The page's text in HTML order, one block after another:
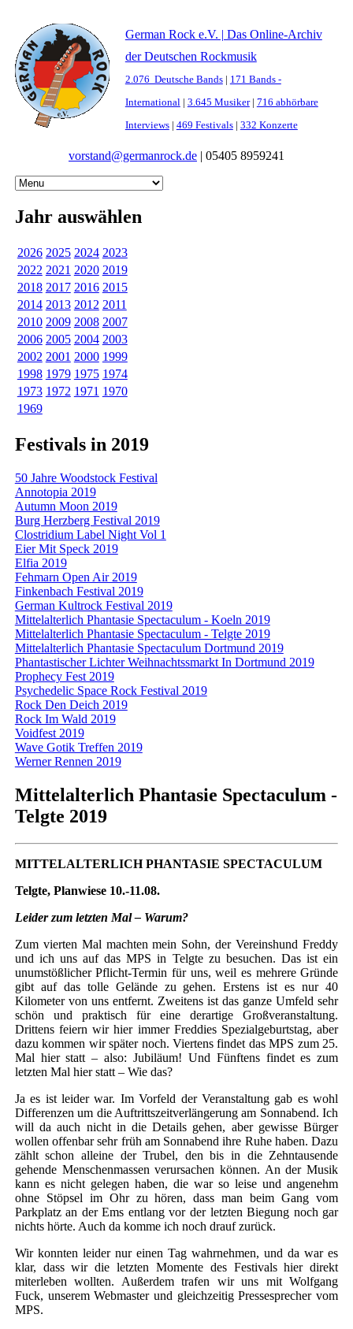
German Rock e.V. | Das Online-Archiv
der Deutschen Rockmusik
2.076 Deutsche Bands| 171 Bands -
International| 3.645 Musiker| 716 abhörbare
Interviews| 469 Festivals| 332 Konzerte
vorstand@germanrock.de| 05405 8959241
Jahr auswählen
2026 2025 2024 2023
2022 2021 2020 2019
2018 2017 2016 2015
2014 2013 2012 2011
2010 2009 2008 2007
2006 2005 2004 2003
2002 2001 2000 1999
1998 1979 1975 1974
1973 1972 1971 1970
1969
Festivals in 2019
50 Jahre Woodstock Festival
Annotopia 2019
Autumn Moon 2019
Burg Herzberg Festival 2019
Clostridium Label Night Vol 1
Eier Mit Speck 2019
Elfia 2019
Fehmarn Open Air 2019
Finkenbach Festival 2019
German Kultrock Festival 2019
Mittelalterlich Phantasie Spectaculum - Koeln 2019
Mittelalterlich Phantasie Spectaculum - Telgte 2019
Mittelalterlich Phantasie Spectaculum Dortmund 2019
Phantastischer Lichter Weihnachtssmarkt In Dortmund 2019
Prophecy Fest 2019
Psychedelic Space Rock Festival 2019
Rock Den Deich 2019
Rock Im Wald 2019
Voidfest 2019
Wave Gotik Treffen 2019
Werner Rennen 2019
Mittelalterlich Phantasie Spectaculum -
Telgte 2019
MITTELALTERLICH PHANTASIE SPECTACULUM
Telgte, Planwiese 10.-11.08.
Leider zum letzten Mal – Warum?
Zum vierten Mal machten mein Sohn, der Vereinshund Freddy
und ich uns auf das MPS in Telgte zu besuchen. Das ist ein
unumstößlicher Pflicht-Termin für uns, weil es mehrere Gründe
gibt auf das tolle Gelände zu gehen. Erstens ist es nur 40
Kilometer von uns entfernt. Zweitens ist das ganze Umfeld sehr
schön und praktisch für eine derartige Großveranstaltung.
Drittens feiern wir hier immer Freddies Spezialgeburtstag, aber
dazu kommen wir später noch. Viertens findet das MPS zum 25.
Mal hier statt – also: Jubiläum! Und Fünftens findet es zum
letzten Mal hier statt – Wie das?
Ja es ist leider war. Im Vorfeld der Veranstaltung gab es wohl
Differenzen um die Auftrittszeitverlängerung am Sonnabend. Ich
will da auch nicht in die Details gehen, aber gewisse Bürger
wollen offenbar sehr früh am Sonnabend ihre Ruhe haben. Dazu
zählt schon alleine der Trubel, den bis in die Zehntausende
gehende Menschenmassen verursachen können. An der Musik
kann es nicht gelegen haben, die war so leise und angenehm
ohne Stöpsel im Ohr zu hören, dass man beim Gang vom
Parkplatz an der Ems entlang vor der letzten Biegung noch gar
nichts hörte. Auch da komme ich noch drauf zurück.
Wir konnten leider nur einen Tag wahrnehmen, und da war es
klar, dass wir die letzten Momente des Festivals hier direkt
miterleben wollten. Außerdem trafen wir uns mit Wolfgang
Fuck, unserem Webmaster und gleichzeitig Pressesprecher vom
MPS.